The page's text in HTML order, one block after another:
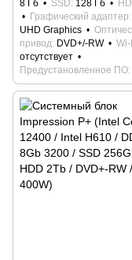
8 Гб SSD 128 Гб
Графический адаптер
UHD Graphics
привод DVD+/-RW
Wi-
отсутствует
Предустановленное ПО